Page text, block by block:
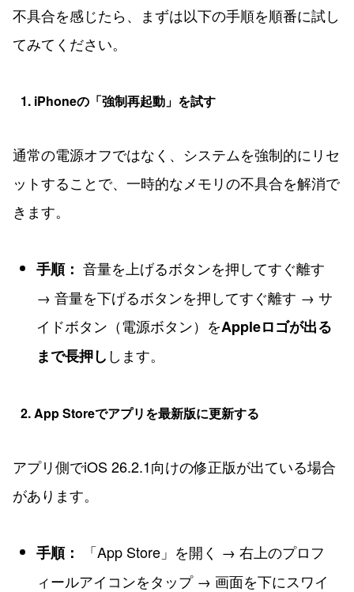
不具合を感じたら、まずは以下の手順を順番に試し
てみてください。
1. iPhoneの「強制再起動」を試す
通常の電源オフではなく、システムを強制的にリセ
ットすることで、一時的なメモリの不具合を解消で
きます。
手順： 音量を上げるボタンを押してすぐ離す
→ 音量を下げるボタンを押してすぐ離す → サ
イドボタン（電源ボタン）をAppleロゴが出る
まで長押し します。
2. App Storeでアプリを最新版に更新する
アプリ側でiOS 26.2.1向けの修正版が出ている場合
があります。
手順：
「App Store」を開く → 右上のプロフ
ィールアイコンをタップ → 画面を下にスワイ